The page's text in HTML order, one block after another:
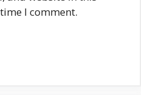
I comment.